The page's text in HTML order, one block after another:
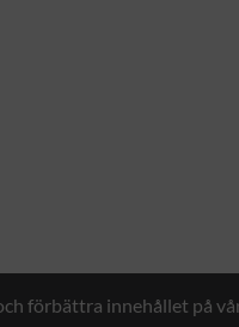
förbättra innehållet på